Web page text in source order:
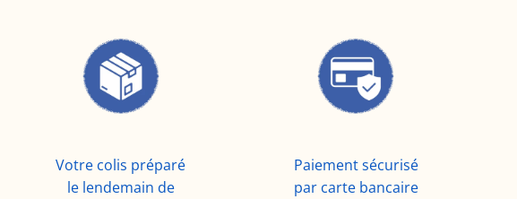
Votre colis préparé
le lendemain de
Paiement sécurisé
par carte bancaire